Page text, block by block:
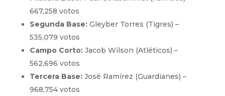
667,258 votos
Segunda Base:Gleyber Torres (Tigres) –
535,079 votos
Campo Corto:Jacob Wilson (Atléticos) –
562,696 votos
Tercera Base:José Ramírez (Guardianes) –
968,754 votos